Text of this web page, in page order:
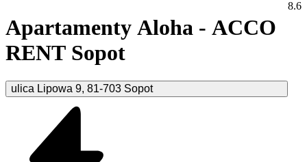
Apartamenty Aloha - ACCO
RENT Sopot
ulica Lipowa 9, 81-703 Sopot
8.6